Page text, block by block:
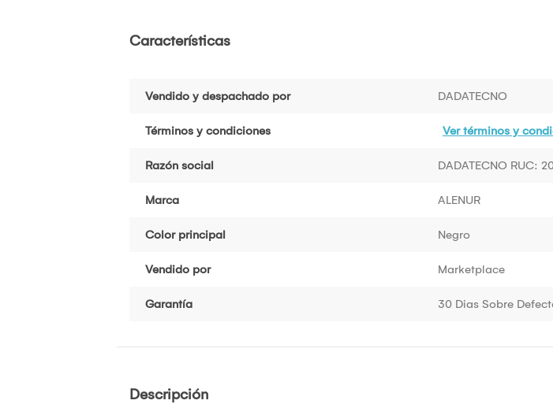
Características
Vendido y despachado por DADATECNO
Términos y condiciones Ver términos y
Razón social DADATECNO RUC:
Marca ALENUR
Color principal Negro
Vendido por Marketplace
Garantía 30 Dias Sobre
Descripción